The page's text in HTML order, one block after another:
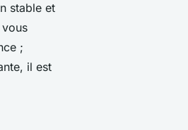
stable et
;
il est